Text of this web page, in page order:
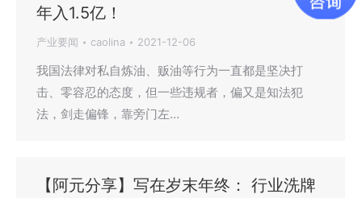
年入1.5亿！
产业要闻 caolina 2021-12-06
我国法律对私自炼油、贩油等行为一直都是坚决打
击、零容忍的态度，但一些违规者，偏又是知法犯
法，剑走偏锋，靠旁门左…
【阿元分享】写在岁末年终： 行业洗牌